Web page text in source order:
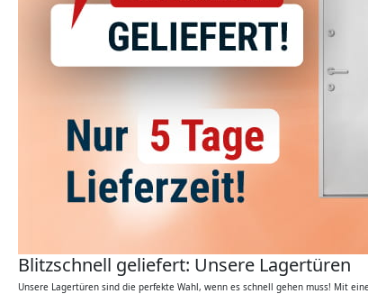
Blitzschnell geliefert: Unsere Lagertüren
Unsere Lagertüren sind die perfekte Wahl, wenn es schnell gehen muss! Mit